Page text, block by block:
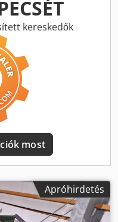
kereskedők
most
Apróhirdetés